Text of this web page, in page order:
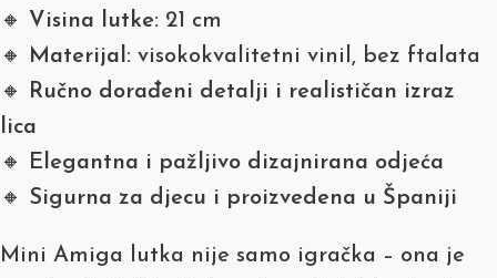
🔸 Visina lutke: 21 cm
🔸
Materijal: visokokvalitetni vinil, bez ftalata
🔸
Ručno dorađeni detalji i realističan izraz
lica
🔸
Elegantna i pažljivo dizajnirana odjeća
🔸 Sigurna za djecu i proizvedena u Španiji
Mini Amiga lutka nije samo igračka – ona je